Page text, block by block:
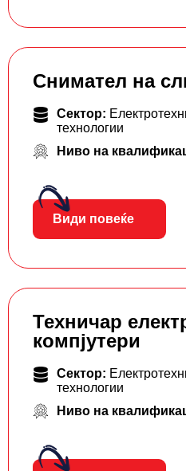
Снимател на
Сектор:
технологии
Ниво на
Види повеќе
Техничар
компјутери
Сектор:
технологии
Ниво на